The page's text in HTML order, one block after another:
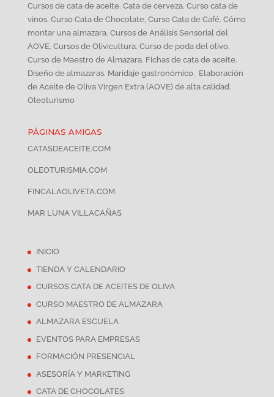
Cursos de cata de aceite. Cata de cerveza. Curso cata de
vinos. Curso Cata de Chocolate, Curso Cata de Café. Cómo
montar una almazara. Cursos de Análisis Sensorial del
AOVE. Cursos de Olivicultura. Curso de poda del olivo.
Curso de Maestro de Almazara. Fichas de cata de aceite.
Diseño de almazaras. Maridaje gastronómico. Elaboración
de Aceite de Oliva Virgen Extra (AOVE) de alta calidad.
Oleoturismo
PÁGINAS AMIGAS
CATASDEACEITE.COM
OLEOTURISMIA.COM
FINCALAOLIVETA.COM
MAR LUNA VILLACAÑAS
INICIO
TIENDA Y CALENDARIO
CURSOS CATA DE ACEITES DE OLIVA
CURSO MAESTRO DE ALMAZARA
ALMAZARA ESCUELA
EVENTOS PARA EMPRESAS
FORMACIÓN PRESENCIAL
ASESORÍA Y MARKETING
CATA DE CHOCOLATES